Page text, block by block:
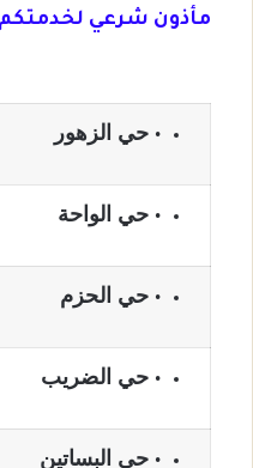
مأذون شرعي لخدمتكم
حي الزهور
حي الواحة
حي الحزم
حي الضريب
حي البساتين